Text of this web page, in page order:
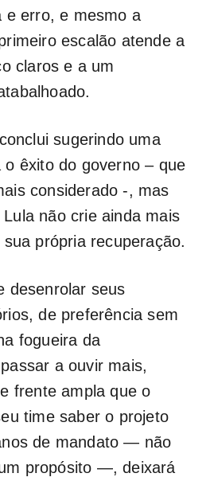
e erro, e mesmo a
escalão atende a
claros e a um
sugerindo uma
êxito do governo – que
considerado -, mas
não crie ainda mais
própria recuperação.
desenrolar seus
de preferência sem
fogueira da
a ouvir mais,
frente ampla que o
time saber o projeto
de mandato — não
propósito —, deixará